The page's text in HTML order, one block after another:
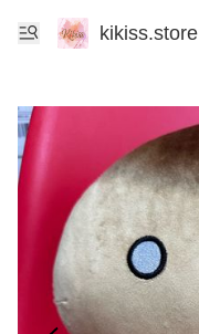
kikiss.store